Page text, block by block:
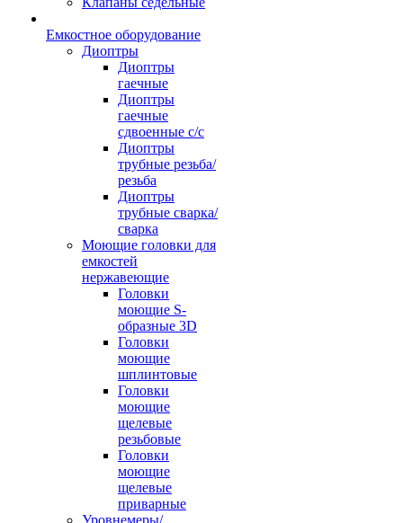
Емкостное оборудование
Диоптры
Диоптры
гаечные
Диоптры
гаечные
сдвоенные c/c
Диоптры
трубные резьба/
резьба
Диоптры
трубные сварка/
сварка
Моющие головки для
емкостей
нержавеющие
Головки
моющие S-
образные 3D
Головки
моющие
шплинтовые
Головки
моющие
щелевые
резьбовые
Головки
моющие
щелевые
приварные
Уровнемеры/